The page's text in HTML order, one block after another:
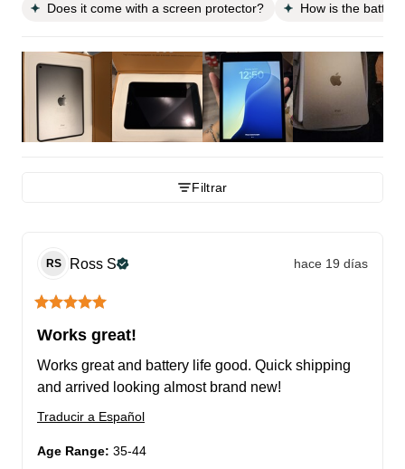
Does it come with a screen protector? How is the
Filtrar
RS Ross S hace 19 días
Works great!
Works great and battery life good. Quick shipping
and arrived looking almost brand new!
Traducir a Español
Age Range: 35-44